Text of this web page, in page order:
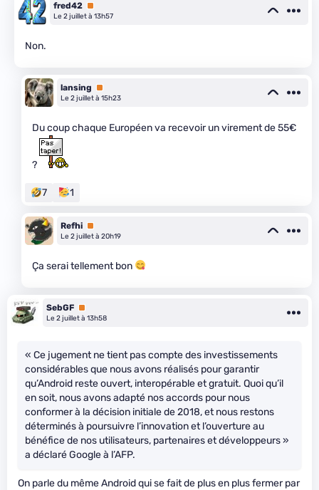
fred42 Premium
Le 2 juillet à 13h57
Non.
lansing
Premium
Le 2 juillet à 15h23
Du coup chaque Européen va recevoir un virement de 55€
?
7 1
Refhi Premium
Le 2 juillet à 20h19
Ça serai tellement bon
SebGF Premium
Le 2 juillet à 13h58
« Ce jugement ne tient pas compte des investissements
considérables que nous avons réalisés pour garantir
qu’Android reste ouvert, interopérable et gratuit. Quoi qu’il
en soit, nous avons adapté nos accords pour nous
conformer à la décision initiale de 2018, et nous restons
déterminés à poursuivre l’innovation et l’ouverture au
bénéfice de nos utilisateurs, partenaires et développeurs »
a déclaré Google à l’AFP.
On parle du même Android qui se fait de plus en plus fermer par